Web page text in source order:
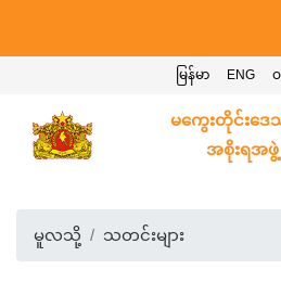
ENG
မြန်မာ
မကွေးတိုင်းဒေ
အစိုးရအဖွဲ့
မူလသို့ သတင်းများ